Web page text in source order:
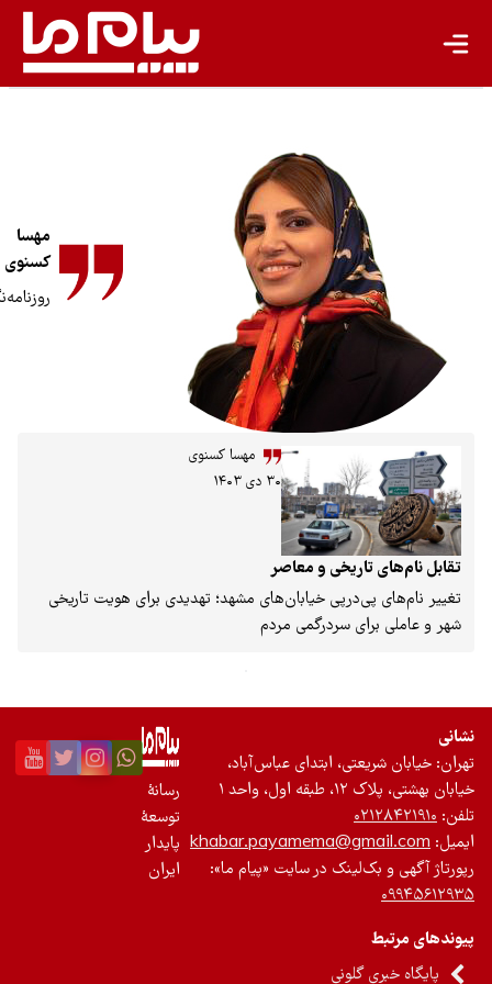
مسئولیت اجتماعی شرکت‌ها
سبک زندگی
جهان پژوهش
تجدیدپذیر
تازه‌ها
باشگاه نویسندگان
مهسا
کسنوی
روزنامه‌نگار
مهسا کسنوی
۳۰ دی ۱۴۰۳
تقابل نام‌های تاریخی و معاصر
تغییر نام‌های پی‌در‌پی خیابان‌های مشهد؛ تهدیدی برای هویت تاریخی
شهر و عاملی برای سردرگمی مردم
خیابان شریعتی، ابتدای عباس‌آباد،
بهشتی، پلاک ۱۲، طبقه اول، واحد ۱
۰۲۱۲۸۴۲۱۹۱۰
khabar.payamema@gmail.com
آگهی و بک‌لینک در سایت «پیام ما»:
مرتبط
پایگاه خبری گلونی
رسانۀ
توسعۀ
پایدار
ایران